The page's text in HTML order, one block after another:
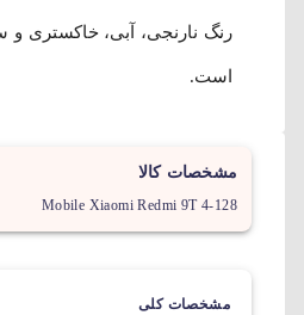
رنگ نارنجی، آبی، خاکستری و
است.
مشخصات کالا
Mobile Xiaomi Redmi 9T 4-128
مشخصات کلی